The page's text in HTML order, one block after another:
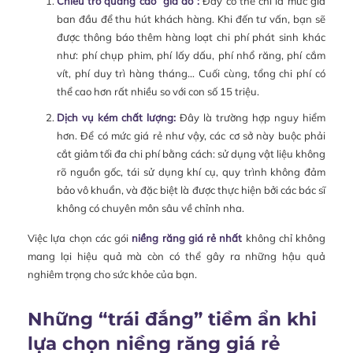
ban đầu để thu hút khách hàng. Khi đến tư vấn, bạn sẽ
được thông báo thêm hàng loạt chi phí phát sinh khác
như: phí chụp phim, phí lấy dấu, phí nhổ răng, phí cắm
vít, phí duy trì hàng tháng… Cuối cùng, tổng chi phí có
thể cao hơn rất nhiều so với con số 15 triệu.
Dịch vụ kém chất lượng:Đây là trường hợp nguy hiểm
hơn. Để có mức giá rẻ như vậy, các cơ sở này buộc phải
cắt giảm tối đa chi phí bằng cách: sử dụng vật liệu không
rõ nguồn gốc, tái sử dụng khí cụ, quy trình không đảm
bảo vô khuẩn, và đặc biệt là được thực hiện bởi các bác sĩ
không có chuyên môn sâu về chỉnh nha.
Việc lựa chọn các gói niềng răng giá rẻ nhất không chỉ không
mang lại hiệu quả mà còn có thể gây ra những hậu quả
nghiêm trọng cho sức khỏe của bạn.
Những “trái đắng” tiềm ẩn khi
lựa chọn niềng răng giá rẻ